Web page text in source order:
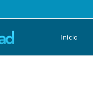
Inicio